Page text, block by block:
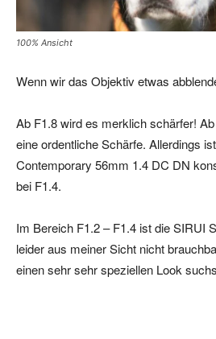
100% Ansicht
Wenn wir das Objektiv etwas
Ab F1.8 wird es merklich schärfer!
eine ordentliche Schärfe. Allerdings
Contemporary 56mm 1.4 DC DN
bei F1.4.
Im Bereich F1.2 – F1.4 ist die SIRUI
leider aus meiner Sicht nicht
einen sehr sehr speziellen Look